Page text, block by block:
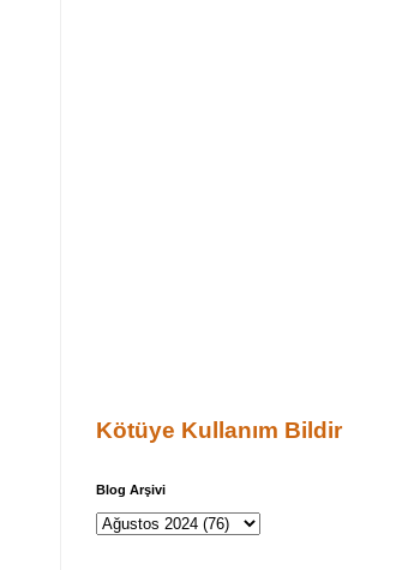
Kötüye Kullanım Bildir
Blog Arşivi